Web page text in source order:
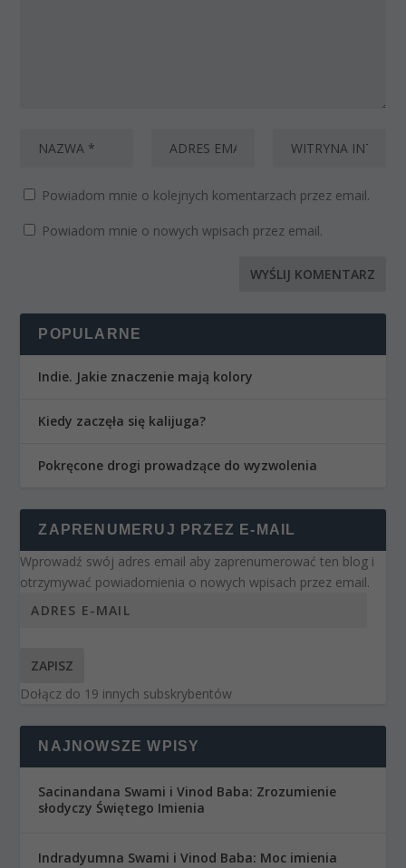
Powiadom mnie o kolejnych komentarzach przez email.
Powiadom mnie o nowych wpisach przez email.
POPULARNE
Indie. Jakie znaczenie mają kolory
Kiedy zaczęła się kalijuga?
Pokręcone drogi prowadzące do wyzwolenia
ZAPRENUMERUJ PRZEZ E-MAIL
Wprowadź swój adres email aby zaprenumerować ten blog i
otrzymywać powiadomienia o nowych wpisach przez email.
ZAPISZ
Dołącz do 19 innych subskrybentów
NAJNOWSZE WPISY
Sacinandana Swami i Vinod Baba: Zrozumienie
słodyczy Świętego Imienia
Indradyumna Swami i Vinod Baba: Moc imienia